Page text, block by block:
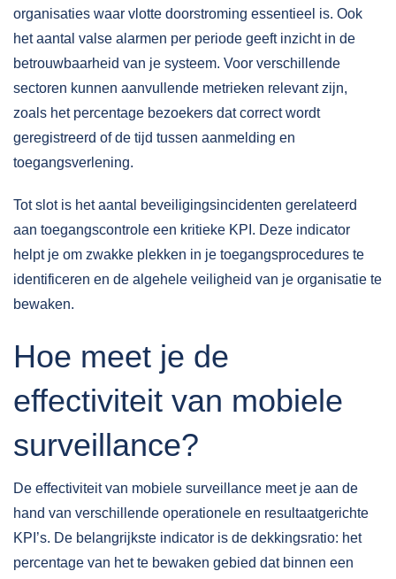
organisaties waar vlotte doorstroming essentieel is. Ook
het aantal valse alarmen per periode geeft inzicht in de
betrouwbaarheid van je systeem. Voor verschillende
sectoren kunnen aanvullende metrieken relevant zijn,
zoals het percentage bezoekers dat correct wordt
geregistreerd of de tijd tussen aanmelding en
toegangsverlening.
Tot slot is het aantal beveiligingsincidenten gerelateerd
aan toegangscontrole een kritieke KPI. Deze indicator
helpt je om zwakke plekken in je toegangsprocedures te
identificeren en de algehele veiligheid van je organisatie te
bewaken.
Hoe meet je de
effectiviteit van mobiele
surveillance?
De effectiviteit van mobiele surveillance meet je aan de
hand van verschillende operationele en resultaatgerichte
KPI’s. De belangrijkste indicator is de dekkingsratio: het
percentage van het te bewaken gebied dat binnen een